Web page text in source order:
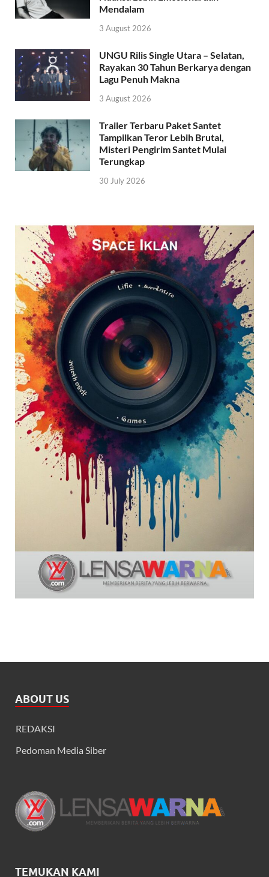
Mendalam
3 August 2026
UNGU Rilis Single Utara – Selatan,
Rayakan 30 Tahun Berkarya dengan
Lagu Penuh Makna
3 August 2026
Trailer Terbaru Paket Santet
Tampilkan Teror Lebih Brutal,
Misteri Pengirim Santet Mulai
Terungkap
30 July 2026
ABOUT US
REDAKSI
Pedoman Media Siber
TEMUKAN KAMI